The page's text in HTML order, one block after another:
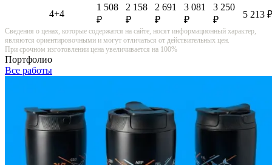
4+4
1 508
₽
2 158
₽
2 691
₽
3 081
₽
3 250
₽
5 213 ₽
Сведения о ценах, которые содержатся на сайте, носят информационный характер,
являются ориентировочными и могут отличаться от действительных цен.
При срочном изготовлении цена увеличивается на 100%
Портфолио
Все работы